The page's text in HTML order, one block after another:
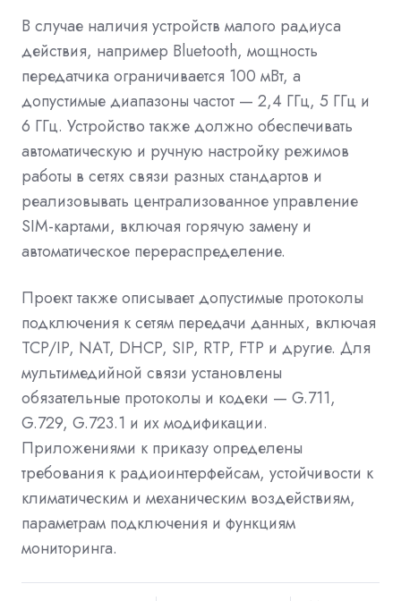
В случае наличия устройств малого радиуса
действия, например Bluetooth, мощность
передатчика ограничивается 100 мВт, а
допустимые диапазоны частот — 2,4 ГГц, 5 ГГц и
6 ГГц. Устройство также должно обеспечивать
автоматическую и ручную настройку режимов
работы в сетях связи разных стандартов и
реализовывать централизованное управление
SIM-картами, включая горячую замену и
автоматическое перераспределение.
Проект также описывает допустимые протоколы
подключения к сетям передачи данных, включая
TCP/IP, NAT, DHCP, SIP, RTP, FTP и другие. Для
мультимедийной связи установлены
обязательные протоколы и кодеки — G.711,
G.729, G.723.1 и их модификации.
Приложениями к приказу определены
требования к радиоинтерфейсам, устойчивости к
климатическим и механическим воздействиям,
параметрам подключения и функциям
мониторинга.